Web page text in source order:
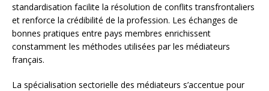
standardisation facilite la résolution de conflits transfrontaliers
et renforce la crédibilité de la profession. Les échanges de
bonnes pratiques entre pays membres enrichissent
constamment les méthodes utilisées par les médiateurs
français.
La spécialisation sectorielle des médiateurs s’accentue pour